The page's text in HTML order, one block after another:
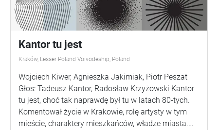
ramach projektu „Pochód Lajkonika - niematerialne
dziedzictwo kulturowe w przestrzeni Krakowa”.
Dofinansowano ze środków Ministra Kultury i
Dziedzictwa Narodowego pochodzących z Funduszu
Promocji Kultury
Kantor tu jest
Kraków, Lesser Poland Voivodeship, Poland
Wojciech Kiwer, Agnieszka Jakimiak, Piotr Peszat
Głos: Tadeusz Kantor, Radosław Krzyżowski Kantor
tu jest, choć tak naprawdę był tu w latach 80-tych.
Komentował życie w Krakowie, rolę artysty w tym
mieście, charaktery mieszkańców, władze miasta.